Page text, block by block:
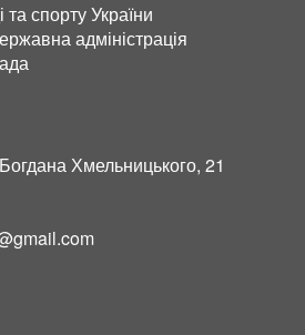
спорту України
адміністрація
Хмельницького, 21